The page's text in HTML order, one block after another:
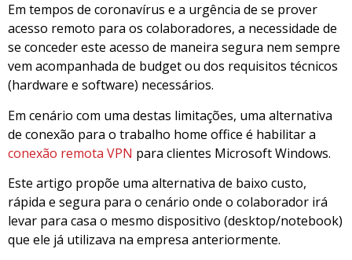
Em tempos de coronavírus e a urgência de se prover
acesso remoto para os colaboradores, a necessidade de
se conceder este acesso de maneira segura nem sempre
vem acompanhada de budget ou dos requisitos técnicos
(hardware e software) necessários.
Em cenário com uma destas limitações, uma alternativa
de conexão para o trabalho home office é habilitar a
conexão remota VPN para clientes Microsoft Windows.
Este artigo propõe uma alternativa de baixo custo,
rápida e segura para o cenário onde o colaborador irá
levar para casa o mesmo dispositivo (desktop/notebook)
que ele já utilizava na empresa anteriormente.